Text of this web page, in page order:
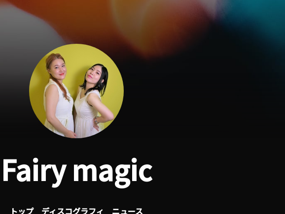
Fairy magic
トップ ディスコグラフィ ニュース